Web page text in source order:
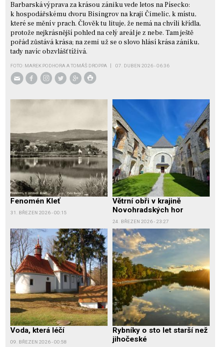
Barbarská výprava za krásou zániku vede letos na Písecko:
k hospodářskému dvoru Bisingrov na kraji Čimelic, k místu,
které se mění v prach. Člověk tu lituje, že nemá na chvíli křídla,
protože nejkrásnější pohled na celý areál je z nebe. Tam ještě
pořád zůstává krása; na zemi už se o slovo hlásí krása zániku,
tady navíc obzvlášť tíživá.
FOTO: MAREK PODHORA A TOMÁŠ DROPPA 07. DUBEN 2026 - 06:36
Fenomén Kleť
31. BŘEZEN 2026 - 00:15
Větrní obři v krajině
Novohradských hor
24. BŘEZEN 2026 - 23:27
Voda, která léčí
09. BŘEZEN 2026 - 00:58
Rybníky o sto let starší než
jihočeské